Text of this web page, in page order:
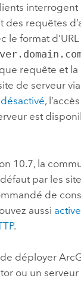
interrogent
des requêtes
le format d’URL
requête et la
de serveur
désactivé,
est
10.7, la
par les
de
aussi
.
déployer
ou un serveur